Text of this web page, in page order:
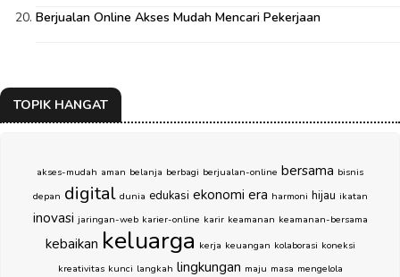
Berjualan Online Akses Mudah Mencari Pekerjaan
TOPIK HANGAT
akses-mudah aman belanja berbagi berjualan-online bersama bisnis
depan digital dunia edukasi ekonomi era harmoni hijau ikatan
inovasi jaringan-web karier-online karir keamanan keamanan-bersama
kebaikan keluarga kerja keuangan kolaborasi koneksi
kreativitas kunci langkah lingkungan maju masa mengelola